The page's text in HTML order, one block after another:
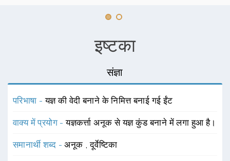
इष्टका
संज्ञा
परिभाषा -यज्ञ की वेदी बनाने के निमित्त बनाई गई ईंट
वाक्य में प्रयोग -यज्ञकर्त्ता अनूक से यज्ञ कुंड बनाने में लगा हुआ है।
समानार्थी शब्द -अनूक ,दूर्वेष्टिका